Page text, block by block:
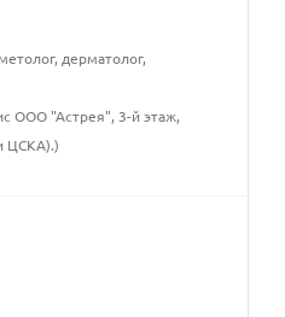
дерматолог,
ООО "Астрея", 3-й этаж,
ЦСКА).)